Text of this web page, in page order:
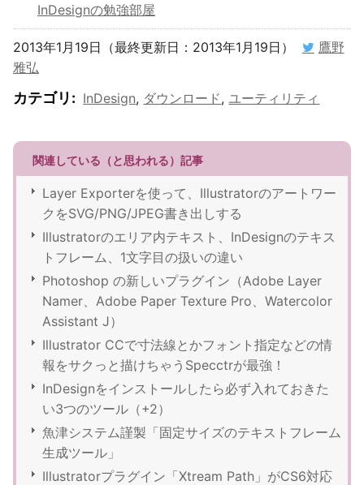
InDesignの勉強部屋
2013年1月19日（最終更新日：2013年1月19日）
鷹野
雅弘
カテゴリ : InDesign, ダウンロード, ユーティリティ
関連している（と思われる）記事
Layer Exporterを使って、Illustratorのアートワー
クをSVG/PNG/JPEG書き出しする
Illustratorのエリア内テキスト、InDesignのテキス
トフレーム、1文字目の扱いの違い
Photoshop の新しいプラグイン（Adobe Layer
Namer、Adobe Paper Texture Pro、Watercolor
Assistant J）
Illustrator CCで寸法線とかフォント指定などの情
報をサクっと描けちゃうSpecctrが最強！
InDesignをインストールしたら必ず入れておきた
い3つのツール（+2）
魚津システム謹製「固定サイズのテキストフレーム
生成ツール」
Illustratorプラグイン「Xtream Path」がCS6対応